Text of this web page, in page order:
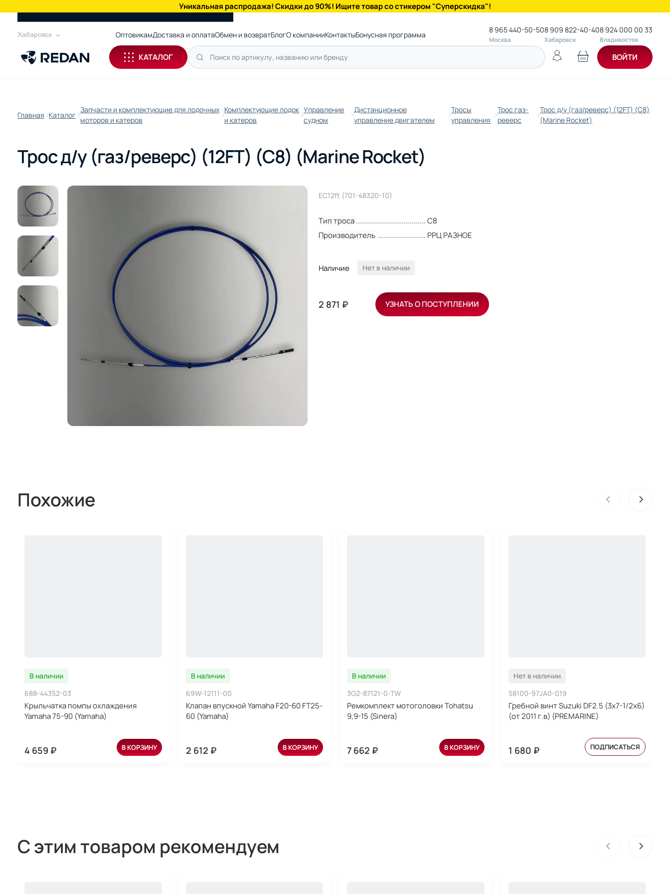
Уникальная распродажа! Скидки до 90%! Ищите товар со стикером "Суперскидка"!
Хабаровск ОптовикамДоставка и оплатаОбмен и возвратБлогО компанииКонтактыБонусная программа 8 965 440-50-50
Москва
8 909 822-40-40
Хабаровск
8 924 000 00 33
Владивосток
КАТАЛОГ ВОЙТИ
Главная Каталог
Запчасти и комплектующие для лодочных
моторов и катеров
Комплектующие лодок
и катеров
Управление
судном
Дистанционное
управление двигателем
Тросы
управления
Трос газ-
реверс
Трос д/у (газ/реверс) (12FT) (C8)
(Marine Rocket)
Трос д/у (газ/реверс) (12FT) (C8) (Marine Rocket)
EC12ft (701-48320-10)
Тип троса
C8
Производитель
РРЦ РАЗНОЕ
Наличие Нет в наличии
2 871 ₽ УЗНАТЬ О ПОСТУПЛЕНИИ
Похожие
В наличии
688-44352-03
Крыльчатка помпы охлаждения
Yamaha 75-90 (Yamaha)
4 659 ₽ В КОРЗИНУ
В наличии
69W-12111-00
Клапан впускной Yamaha F20-60 FT25-
60 (Yamaha)
2 612 ₽ В КОРЗИНУ
В наличии
3G2-87121-0-TW
Ремкомплект мотоголовки Tohatsu
9,9-15 (Sinera)
7 662 ₽ В КОРЗИНУ
Нет в наличии
58100-97JA0-019
Гребной винт Suzuki DF2.5 (3x7-1/2x6)
(от 2011 г.в) (PREMARINE)
1 680 ₽ ПОДПИСАТЬСЯ
С этим товаром рекомендуем